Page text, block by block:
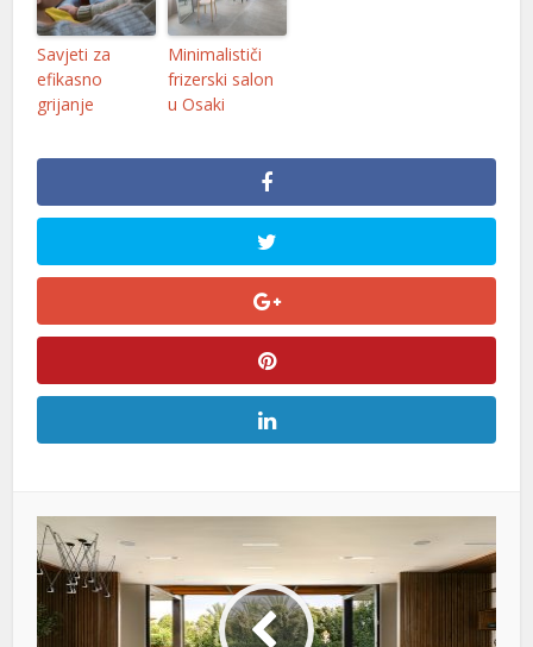
Savjeti za
efikasno
grijanje
Minimalističi
frizerski salon
u Osaki